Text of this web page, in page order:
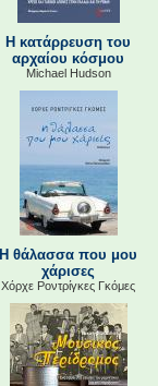
Η κατάρρευση του
αρχαίου κόσμου
Michael Hudson
Η θάλασσα που μου
χάρισες
Χόρχε Ροντρίγκες Γκόμες